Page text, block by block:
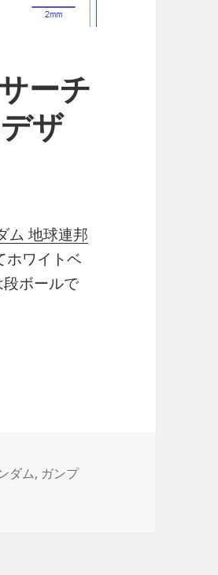
ーチ
ザ
ム 地球連邦
ホワイトベ
ボールで
（1日目）3Dデザイン
ダム, ガンプ
スランチ サーチライト 製作日誌（1